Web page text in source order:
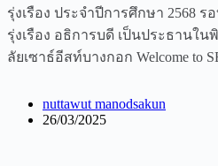
รุ่งเรือง ประจำปีการศึกษา 2568
รุ่งเรือง อธิการบดี เป็นประธานใ
ลัยเซาธ์อีสท์บางกอก Welcome to
nuttawut manodsakun
26/03/2025